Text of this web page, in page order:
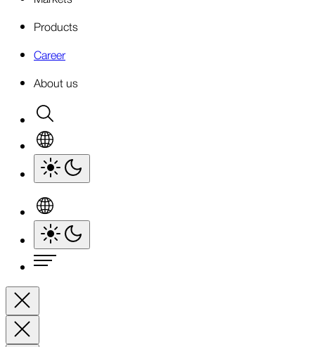
Products
Career
About us